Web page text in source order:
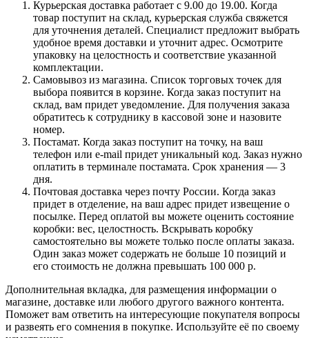
Курьерская доставка работает с 9.00 до 19.00. Когда
товар поступит на склад, курьерская служба свяжется
для уточнения деталей. Специалист предложит выбрать
удобное время доставки и уточнит адрес. Осмотрите
упаковку на целостность и соответствие указанной
комплектации.
Самовывоз из магазина. Список торговых точек для
выбора появится в корзине. Когда заказ поступит на
склад, вам придет уведомление. Для получения заказа
обратитесь к сотруднику в кассовой зоне и назовите
номер.
Постамат. Когда заказ поступит на точку, на ваш
телефон или e-mail придет уникальный код. Заказ нужно
оплатить в терминале постамата. Срок хранения — 3
дня.
Почтовая доставка через почту России. Когда заказ
придет в отделение, на ваш адрес придет извещение о
посылке. Перед оплатой вы можете оценить состояние
коробки: вес, целостность. Вскрывать коробку
самостоятельно вы можете только после оплаты заказа.
Один заказ может содержать не больше 10 позиций и
его стоимость не должна превышать 100 000 р.
Дополнительная вкладка, для размещения информации о
магазине, доставке или любого другого важного контента.
Поможет вам ответить на интересующие покупателя вопросы
и развеять его сомнения в покупке. Используйте её по своему